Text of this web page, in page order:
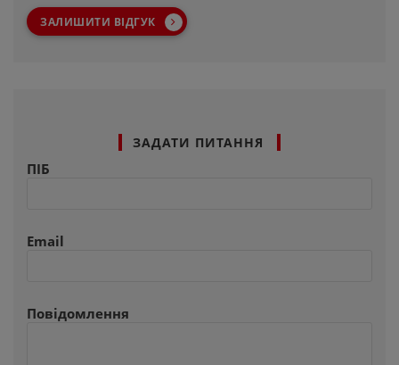
ЗАЛИШИТИ ВІДГУК
ЗАДАТИ ПИТАННЯ
ПІБ
Email
Повідомлення